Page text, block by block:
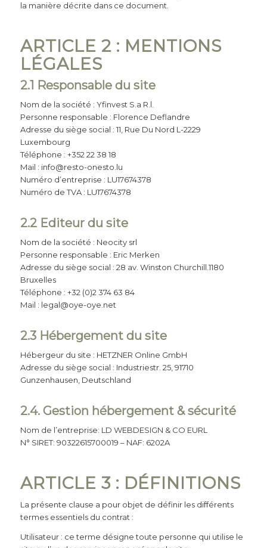
la manière décrite dans ce document.
ARTICLE 2 : MENTIONS
LÉGALES
2.1 Responsable du site
Nom de la société : Yfinvest S.a R.l.
Personne responsable : Florence Deflandre
Adresse du siège social : 11, Rue Du Nord L-2229
Luxembourg
Téléphone : +352 22 38 18
Mail : info@resto-onesto.lu
Numéro d’entreprise : LU17674378
Numéro de TVA : LU17674378
2.2 Editeur du site
Nom de la société : Neocity srl
Personne responsable : Eric Merken
Adresse du siège social : 28 av. Winston Churchill.1180
Bruxelles
Téléphone : +32 (0)2 374 63 84
Mail : legal@oye-oye.net
2.3 Hébergement du site
Hébergeur du site : HETZNER Online GmbH
Adresse du siège social : Industriestr. 25, 91710
Gunzenhausen, Deutschland
2.4. Gestion hébergement & sécurité
Nom de l’entreprise: LD WEBDESIGN & CO EURL
N° SIRET: 90322615700019 – NAF: 6202A
ARTICLE 3 : DÉFINITIONS
La présente clause a pour objet de définir les différents
termes essentiels du contrat :
Utilisateur : ce terme désigne toute personne qui utilise le